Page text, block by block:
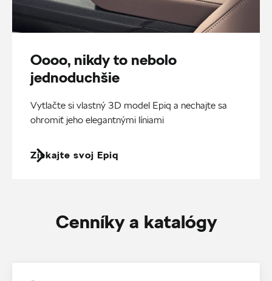
Oooo, nikdy to nebolo
jednoduchšie
Vytlačte si vlastný 3D model Epiq a nechajte sa
ohromiť jeho elegantnými líniami
Získajte svoj Epiq
Cenníky a katalógy